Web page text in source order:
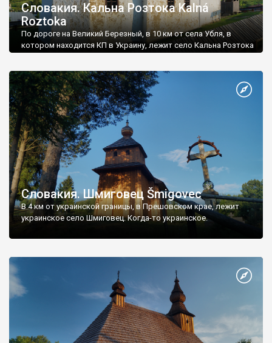
Словакия. Кальна Розтока Kalná
Roztoka
По дороге на Великий Березный, в 10 км от села Убля, в
котором находится КП в Украину, лежит село Кальна Розтока
Словакия. Шмиговец Šmigovec
В 4 км от украинской границы, в Прешовском крае, лежит
украинское село Шмиговец. Когда-то украинское.